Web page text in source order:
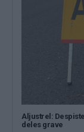
Aljustrel:
deles grave